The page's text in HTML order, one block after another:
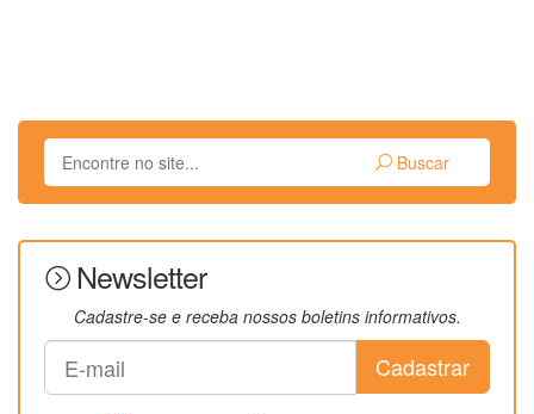
Buscar
Newsletter
Cadastre-se e receba nossos boletins informativos.
Cadastrar